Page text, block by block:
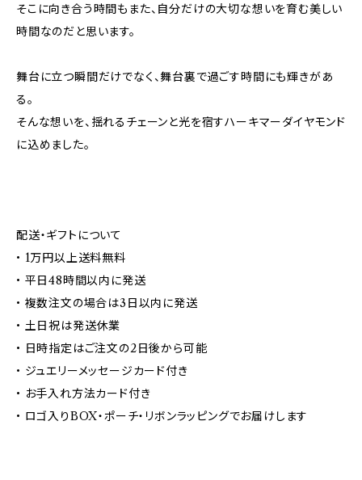
そこに向き合う時間もまた、自分だけの大切な想いを育む美しい
時間なのだと思います。
舞台に立つ瞬間だけでなく、舞台裏で過ごす時間にも輝きがあ
る。
そんな想いを、揺れるチェーンと光を宿すハーキマーダイヤモンド
に込めました。
配送・ギフトについて
• 1万円以上送料無料
• 平日48時間以内に発送
• 複数注文の場合は3日以内に発送
• 土日祝は発送休業
• 日時指定はご注文の2日後から可能
• ジュエリーメッセージカード付き
• お手入れ方法カード付き
• ロゴ入りBOX・ポーチ・リボンラッピングでお届けします